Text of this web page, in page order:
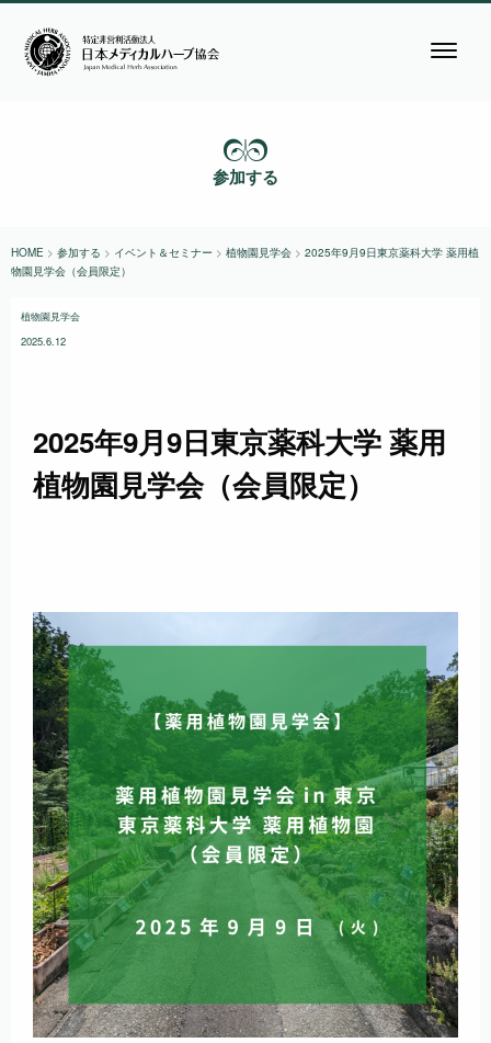
参加する
HOME > 参加する > イベント＆セミナー > 植物園見学会 > 2025年9月9日東京薬科大学 薬用植
物園見学会（会員限定）
植物園見学会
2025.6.12
2025年9月9日東京薬科大学 薬用
植物園見学会（会員限定）